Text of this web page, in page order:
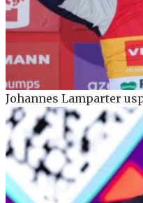
Johannes Lamparter